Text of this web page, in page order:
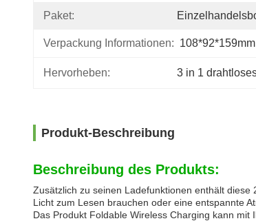
Paket:
Verpackung Informationen: 108*92*159mm
Hervorheben: 3 in 1
Produkt-Beschreibung
Beschreibung des Produkts:
Zusätzlich zu seinen Ladefunktionen enthält
Licht zum Lesen brauchen oder eine entspannte
Das Produkt Foldable Wireless Charging kann